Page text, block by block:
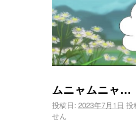
ムニャムニャ…
投稿日: 2023年7月1日 投
せん